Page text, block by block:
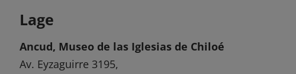
Lage
Ancud, Museo de las Iglesias de Chiloé
Av. Eyzaguirre 3195,